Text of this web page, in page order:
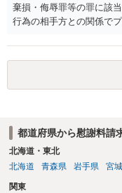
棄損・侮辱罪等の罪に該
行為の相手方との関係で
ため、弁護士としては推
都道府県から慰謝料請
北海道・東北
北海道
青森県 岩手県 宮
関東